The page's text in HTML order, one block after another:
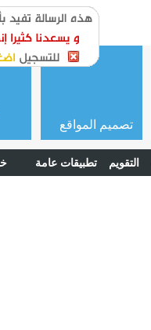
التقويم تطبيقات عامة
تصميم المواقع